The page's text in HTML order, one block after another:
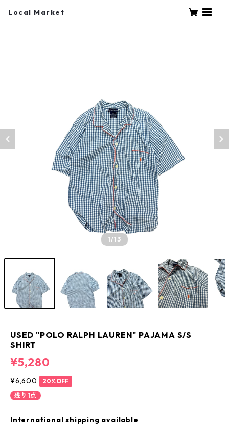
Local Market
1/13
USED "POLO RALPH LAUREN" PAJAMA S/S
SHIRT
¥5,280
¥6,600
20%OFF
残り1点
International shipping available